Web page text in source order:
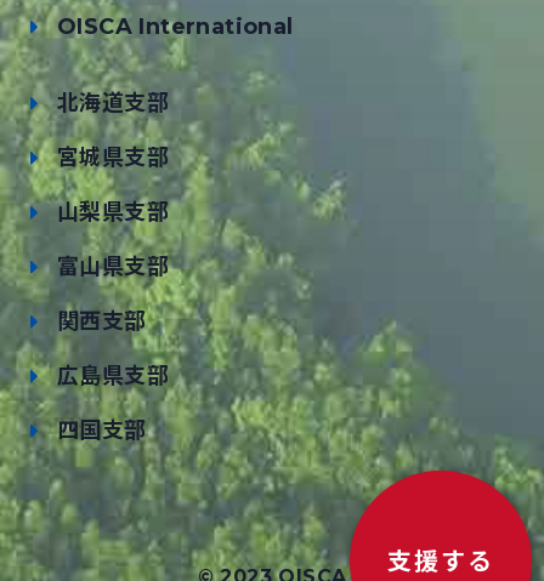
支援する
OISCA International
北海道支部
宮城県支部
山梨県支部
富山県支部
関西支部
広島県支部
四国支部